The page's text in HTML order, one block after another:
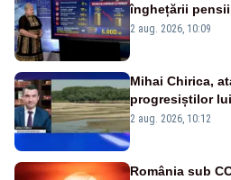
înghețării
pierdute de
2 aug. 2026, 10:09
Mihai Chirica,
progresiștilor
protejăm și
2 aug. 2026, 10:12
România sub